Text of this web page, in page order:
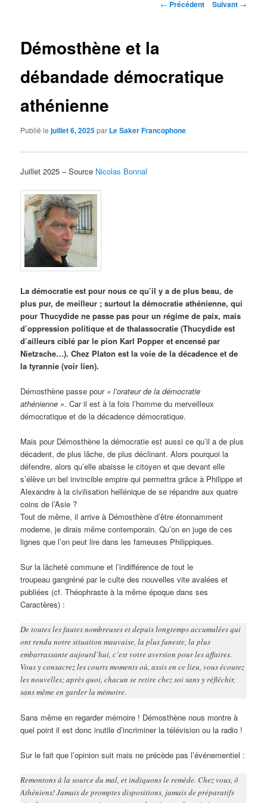
Navigation
← Précédent Suivant →
Démosthène et la
débandade démocratique
athénienne
Publié lejuillet 6, 2025par Le Saker Francophone
Juillet 2025 – Source Nicolas Bonnal
La démocratie est pour nous ce qu’il y a de plus beau, de
plus pur, de meilleur ; surtout la démocratie athénienne, qui
pour Thucydide ne passe pas pour un régime de paix, mais
d’oppression politique et de thalassocratie (Thucydide est
d’ailleurs ciblé par le pion Karl Popper et encensé par
Nietzsche…). Chez Platon est la voie de la décadence et de
la tyrannie (voir lien).
Démosthène passe pour « l’orateur de la démocratie
athénienne ». Car il est à la fois l’homme du merveilleux
démocratique et de la décadence démocratique.
Mais pour Démosthène la démocratie est aussi ce qu’il a de plus
décadent, de plus lâche, de plus déclinant. Alors pourquoi la
défendre, alors qu’elle abaisse le citoyen et que devant elle
s’élève un bel invincible empire qui permettra grâce à Philippe et
Alexandre à la civilisation hellénique de se répandre aux quatre
coins de l’Asie ?
Tout de même, il arrive à Démosthène d’être étonnamment
moderne, je dirais même contemporain. Qu’on en juge de ces
lignes que l’on peut lire dans les fameuses Philippiques.
Sur la lâcheté commune et l’indifférence de tout le
troupeau gangréné par le culte des nouvelles vite avalées et
publiées (cf. Théophraste à la même époque dans ses
Caractères) :
De toutes les fautes nombreuses et depuis longtemps accumulées qui
ont rendu notre situation mauvaise, la plus funeste, la plus
embarrassante aujourd’hui, c’est votre aversion pour les affaires.
Vous y consacrez les courts moments où, assis en ce lieu, vous écoutez
les nouvelles; après quoi, chacun se retire chez soi sans y réfléchir,
sans même en garder la mémoire.
Sans même en regarder mémoire ! Démosthène nous montre à
quel point il est donc inutile d’incriminer la télévision ou la radio !
Sur le fait que l’opinion suit mais ne précède pas l’événementiel :
Remontons à la source du mal, et indiquons le remède. Chez vous, ô
Athéniens! Jamais de promptes dispositions, jamais de préparatifs